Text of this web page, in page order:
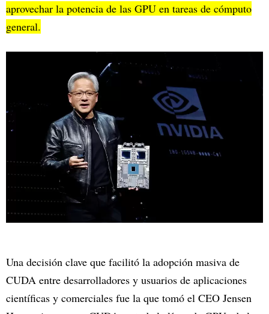
aprovechar la potencia de las GPU en tareas de cómputo
general.
Una decisión clave que facilitó la adopción masiva de
CUDA entre desarrolladores y usuarios de aplicaciones
científicas y comerciales fue la que tomó el CEO Jensen